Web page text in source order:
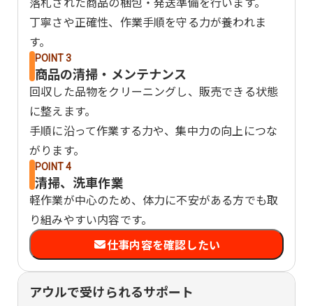
丁寧さや正確性、作業手順を守る力が養われま
す。
POINT 3
商品の清掃・メンテナンス
回収した品物をクリーニングし、販売できる状態
に整えます。
手順に沿って作業する力や、集中力の向上につな
がります。
POINT 4
清掃、洗車作業
軽作業が中心のため、体力に不安がある方でも取
り組みやすい内容です。
仕事内容を確認したい
アウルで受けられるサポート